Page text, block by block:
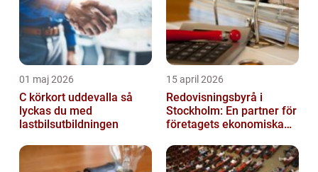
01 maj 2026
C körkort uddevalla så
lyckas du med
lastbilsutbildningen
15 april 2026
Redovisningsbyrå i
Stockholm: En partner för
företagets ekonomiska